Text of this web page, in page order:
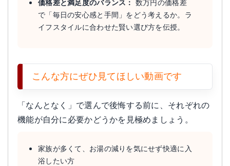
で「毎日の安心感と手間」をどう考えるか。ラ
イフスタイルに合わせた賢い選び方を伝授。
こんな方にぜひ見てほしい動画です
「なんとなく」で選んで後悔する前に、それぞれの
機能が自分に必要かどうかを見極めましょう。
家族が多くて、お湯の減りを気にせず快適に入
浴したい方